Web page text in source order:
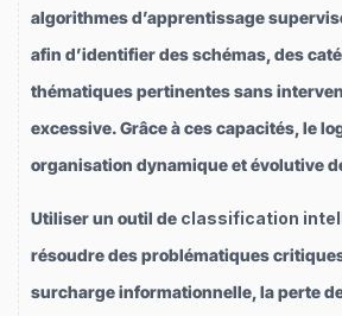
algorithmes d’apprentissage
afin d’identifier des schémas, des
thématiques pertinentes sans
excessive. Grâce à ces capacités, le
organisation dynamique et évolutive
Utiliser un outil de classification
résoudre des problématiques
surcharge informationnelle, la perte